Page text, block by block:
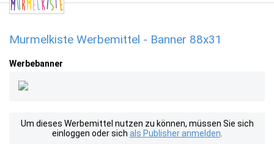
Murmelkiste Werbemittel - Banner 88x31
Werbebanner
Um dieses Werbemittel nutzen zu können, müssen Sie sich
einloggen oder sich als Publisher anmelden